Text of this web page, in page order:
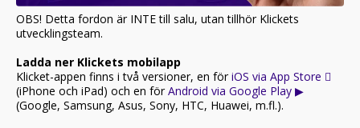
sidorutorna,Intelligent Driver Information System
(IDIS),Karossfärgade dörrhandtag med
Warning,Skräddarsydd instrumentpanel och övre
dörrpaneler,Tröskelplåt för bakluckan i rostfritt stål
Av Klicket angivet registreringsnummer: VYO234 (ej äkta
OBS! Detta fordon är INTE till salu, utan tillhör Klickets
utvecklingsteam.
Ladda ner Klickets mobilapp
Klicket-appen finns i två versioner, en föriOS via App Store 
(iPhone och iPad) och en förAndroid via Google Play ▶︎
(Google, Samsung, Asus, Sony, HTC, Huawei, m.fl.).